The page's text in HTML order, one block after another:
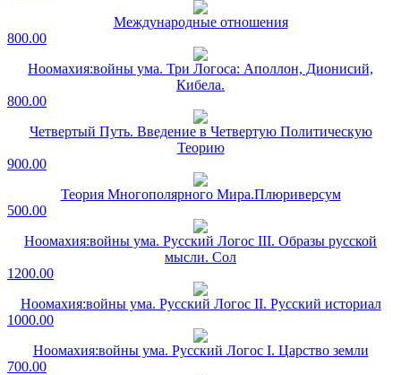
Международные отношения
800.00
Ноомахия:войны ума. Три Логоса: Аполлон, Дионисий,
Кибела.
800.00
Четвертый Путь. Введение в Четвертую Политическую
Теорию
900.00
Теория Многополярного Мира.Плюриверсум
500.00
Ноомахия:войны ума. Русский Логос III. Образы русской
мысли. Сол
1200.00
Ноомахия:войны ума. Русский Логос II. Русский историал
1000.00
Ноомахия:войны ума. Русский Логос I. Царство земли
700.00